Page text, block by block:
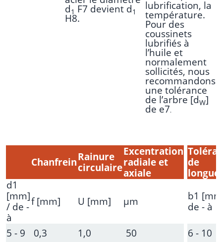
d1 F7 devient d1
H8.
lubrification, la
température.
Pour des
coussinets
lubrifiés à
l’huile et
normalement
sollicités, nous
recommandons
une tolérance
de l’arbre [dW]
de e7.
ChanfreinRainure
circulaire
Excentration
radiale et
axiale
de
d1
[mm]
/ de -
à
f [mm] U [mm] μm
b1
de - à
5 - 9 0,3 1,0 50
6 - 10